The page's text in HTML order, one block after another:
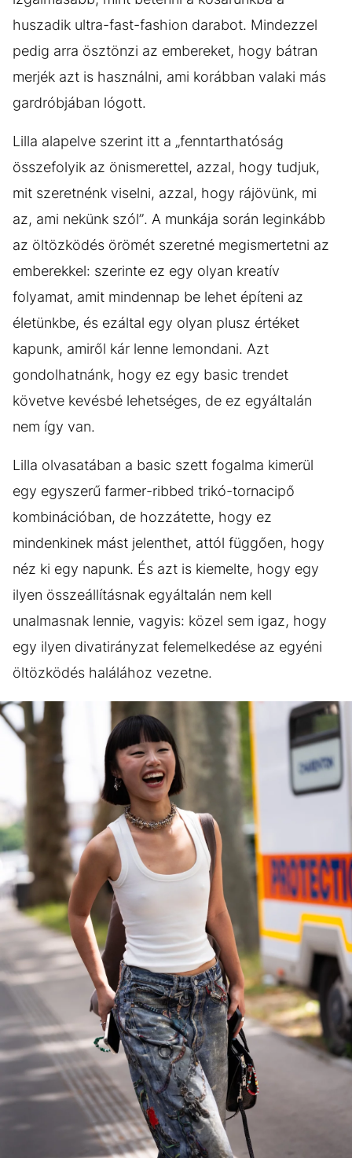
huszadik ultra-fast-fashion darabot. Mindezzel
pedig arra ösztönzi az embereket, hogy bátran
merjék azt is használni, ami korábban valaki más
gardróbjában lógott.
Lilla alapelve szerint itt a „fenntarthatóság
összefolyik az önismerettel, azzal, hogy tudjuk,
mit szeretnénk viselni, azzal, hogy rájövünk, mi
az, ami nekünk szól”. A munkája során leginkább
az öltözködés örömét szeretné megismertetni az
emberekkel: szerinte ez egy olyan kreatív
folyamat, amit mindennap be lehet építeni az
életünkbe, és ezáltal egy olyan plusz értéket
kapunk, amiről kár lenne lemondani. Azt
gondolhatnánk, hogy ez egy basic trendet
követve kevésbé lehetséges, de ez egyáltalán
nem így van.
Lilla olvasatában a basic szett fogalma kimerül
egy egyszerű farmer-ribbed trikó-tornacipő
kombinációban, de hozzátette, hogy ez
mindenkinek mást jelenthet, attól függően, hogy
néz ki egy napunk. És azt is kiemelte, hogy egy
ilyen összeállításnak egyáltalán nem kell
unalmasnak lennie, vagyis: közel sem igaz, hogy
egy ilyen divatirányzat felemelkedése az egyéni
öltözködés halálához vezetne.